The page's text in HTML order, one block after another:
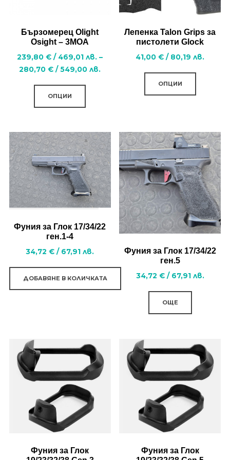
product
page
on
product
page
Бързомерец Olight
Osight – 3MOA
239,80€ / 469,01лв. –
280,70€ /549,00лв.
лв.
through
280,70 €
/
549,00
лв.
ОПЦИИ
This
variants.
The
options
may
be
on
product
page
Лепенка Talon Grips за
пистолети Glock
41,00€ / 80,19лв.
ОПЦИИ
This
variants.
The
options
may
be
chosen
on
the
product
Фуния за Глок 17/34/22
ген.1-4
34,72€ / 67,91лв.
ДОБАВЯНЕ В КОЛИЧКАТА
Фуния за Глок 17/34/22
ген.5
34,72 € / 67,91 лв.
ОЩЕ
Фуния за Глок
Фуния за Глок